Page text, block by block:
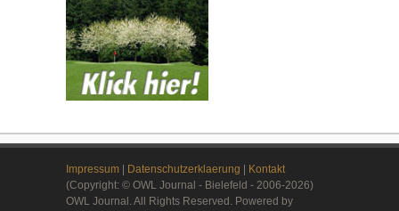
Impressum Datenschutzerklaerung
Kontakt
(Copyright: © OWL Journal - Bielefeld - 2006-2026)
OWL Journal. All Rights Reserved. Powered by